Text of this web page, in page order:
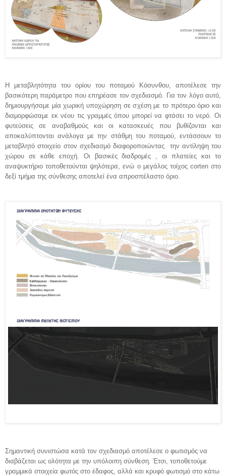
Η μεταβλητότητα του ορίου του ποταμού Κόσυνθου, αποτέλεσε την
βασικότερη παράμετρο που επηρέασε τον σχεδιασμό. Για τον λόγο αυτό,
δημιουργήσαμε μία χωρική υποχώρηση σε σχέση με το πρότερο όριο και
διαμορφώσαμε εκ νέου τις γραμμές όπου μπορεί να φτάσει το νερό. Οι
φυτεύσεις σε αναβαθμούς και οι κατασκευές που βυθίζονται και
αποκαλύπτονται ανάλογα με την στάθμη του ποταμού, εντάσσουν το
μεταβλητό στοιχείο στον σχεδιασμό διαφοροποιώντας
την αντίληψη του
χώρου σε κάθε εποχή. Οι βασικές διαδρομές , οι πλατείες και το
αναψυκτήριο τοποθετούνται ψηλότερα, ενώ ο μεγάλος τοίχος corten στο
δεξί τμήμα της σύνθεσης αποτελεί ένα απροσπέλαστο όριο.
Σημαντική συνιστώσα κατά τον σχεδιασμό αποτέλεσε ο φωτισμός να
διαβάζεται ως ολότητα με την υπόλοιπη σύνθεση. Έτσι, τοποθετούμε
γραμμικά στοιχεία φωτός στο έδαφος, αλλά και κρυφό φωτισμό στο κάτω